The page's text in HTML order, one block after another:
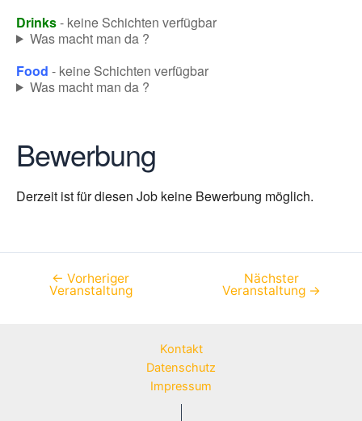
Drinks- keine Schichten verfügbar
Was macht man da ?
Food - keine Schichten verfügbar
Was macht man da ?
Bewerbung
Derzeit ist für diesen Job keine Bewerbung möglich.
Beitragsnavigation
← Vorheriger
Veranstaltung
Nächster
Veranstaltung →
Kontakt
Datenschutz
Impressum